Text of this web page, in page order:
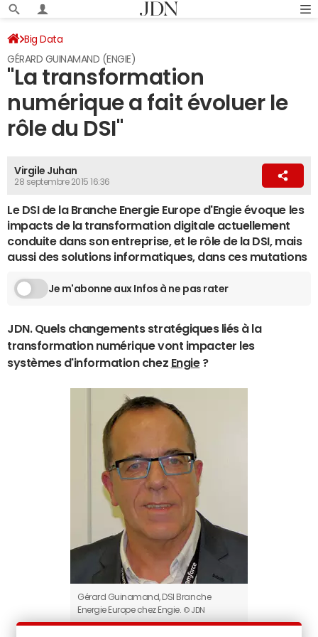
Big Data
GÉRARD GUINAMAND (ENGIE)
"La transformation
numérique a fait évoluer le
rôle du DSI"
Virgile Juhan
28 septembre 2015 16:36
Le DSI de la Branche Energie Europe d'Engie évoque les
impacts de la transformation digitale actuellement
conduite dans son entreprise, et le rôle de la DSI, mais
aussi des solutions informatiques, dans ces mutations
Je m'abonne aux Infos à ne pas rater
JDN. Quels changements stratégiques liés à la
transformation numérique vont impacter les
systèmes d'information chez Engie?
Gérard Guinamand, DSI Branche
Energie Europe chez Engie. © JDN